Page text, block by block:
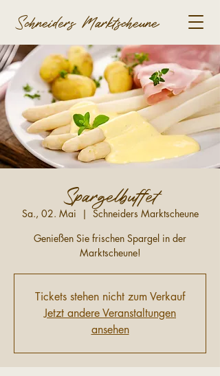
Schneiders Marktscheune
Spargelbuffet
Sa., 02. Mai
  |
Schneiders Marktscheune
Genießen Sie frischen Spargel in der
Marktscheune!
Tickets stehen nicht zum Verkauf
Jetzt andere Veranstaltungen
ansehen